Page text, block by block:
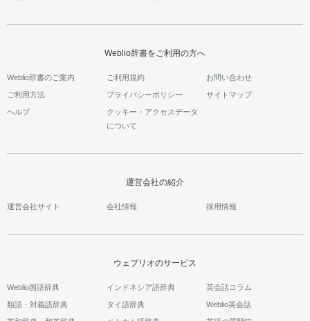
Weblio辞書をご利用の方へ
Weblio辞書のご案内 ご利用規約 お問い合わせ
ご利用方法 プライバシーポリシー サイトマップ
ヘルプ
クッキー・アクセスデータ
について
運営会社の紹介
運営会社サイト 会社情報 採用情報
ウェブリオのサービス
Weblio国語辞典
類語・対義語辞典
インドネシア語辞典
タイ語辞典
英会話コラム
Weblio英会話